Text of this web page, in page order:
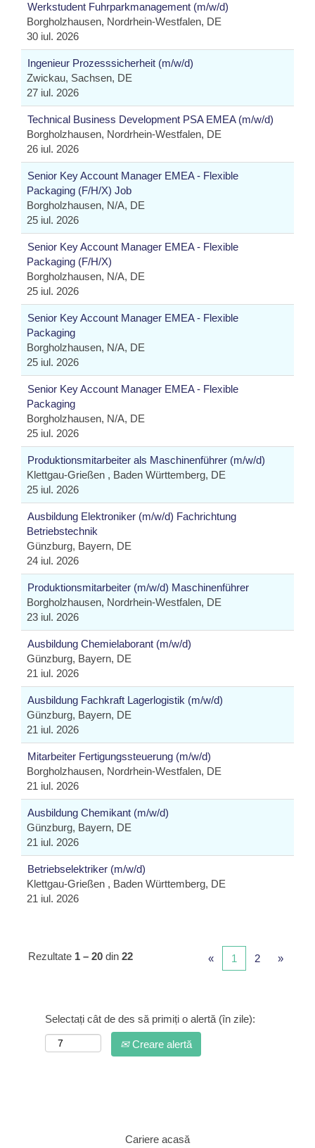
Werkstudent Fuhrparkmanagement (m/w/d)
Borgholzhausen, Nordrhein-Westfalen, DE
30 iul. 2026
Ingenieur Prozesssicherheit (m/w/d)
Zwickau, Sachsen, DE
27 iul. 2026
Technical Business Development PSA EMEA (m/w/d)
Borgholzhausen, Nordrhein-Westfalen, DE
26 iul. 2026
Senior Key Account Manager EMEA - Flexible
Packaging (F/H/X) Job
Borgholzhausen, N/A, DE
25 iul. 2026
Senior Key Account Manager EMEA - Flexible
Packaging (F/H/X)
Borgholzhausen, N/A, DE
25 iul. 2026
Senior Key Account Manager EMEA - Flexible
Packaging
Borgholzhausen, N/A, DE
25 iul. 2026
Senior Key Account Manager EMEA - Flexible
Packaging
Borgholzhausen, N/A, DE
25 iul. 2026
Produktionsmitarbeiter als Maschinenführer (m/w/d)
Klettgau-Grießen , Baden Württemberg, DE
25 iul. 2026
Ausbildung Elektroniker (m/w/d) Fachrichtung
Betriebstechnik
Günzburg, Bayern, DE
24 iul. 2026
Produktionsmitarbeiter (m/w/d) Maschinenführer
Borgholzhausen, Nordrhein-Westfalen, DE
23 iul. 2026
Ausbildung Chemielaborant (m/w/d)
Günzburg, Bayern, DE
21 iul. 2026
Ausbildung Fachkraft Lagerlogistik (m/w/d)
Günzburg, Bayern, DE
21 iul. 2026
Mitarbeiter Fertigungssteuerung (m/w/d)
Borgholzhausen, Nordrhein-Westfalen, DE
21 iul. 2026
Ausbildung Chemikant (m/w/d)
Günzburg, Bayern, DE
21 iul. 2026
Betriebselektriker (m/w/d)
Klettgau-Grießen , Baden Württemberg, DE
21 iul. 2026
Rezultate 1 – 20 din 22 « 1 2 »
Selectați cât de des să primiți o alertă (în zile):
Creare alertă
Cariere acasă